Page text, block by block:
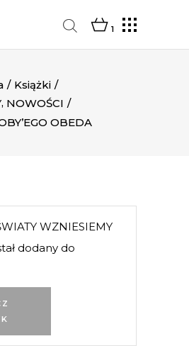
1
/ Książki /
, NOWOŚCI /
OBEDA
WZNIESIEMY
dodany do